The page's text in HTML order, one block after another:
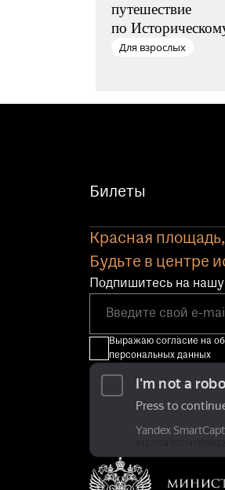
путешествие
по
Для взрослых
Билеты
Красная площадь,
Будьте в центре
Подпишитесь на
Выражаю согласие на
персональных данных